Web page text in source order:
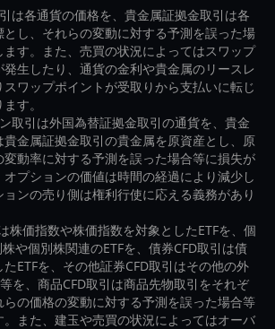
は各通貨の価格を、貴金属証拠金取引は各
し、それらの変動に対する予測を誤った場
す。また、売買の状況によってはスワップ
生したり、通貨の金利や貴金属のリースレ
ワップポイントが受取りから支払いに転じ
す。
取引は外国為替証拠金取引の通貨を、貴金
貴金属証拠金取引の貴金属を原資産とし、原
動率に対する予測を誤った場合等に損失が
プションの価値は時間の経過により減少し
ンの売り側は権利行使に応える義務があり
株価指数や株価指数を対象としたETFを、個
や個別株関連のETFを、債券CFD取引は債
ETFを、その他証券CFD取引はその他の外
を、商品CFD取引は商品先物取引をそれぞ
の価格の変動に対する予測を誤った場合等
また、建玉や売買の状況によってはオーバ